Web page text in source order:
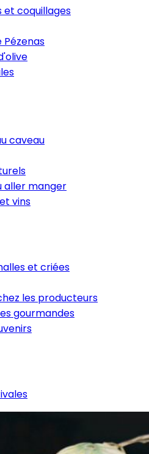
et coquillages
caveau
aller manger
vins
et criées
les producteurs
gourmandes